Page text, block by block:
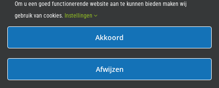
© 2012 - 2026• Leasy Bike • All Rights Reserved • powered
Om u een goed functionerende website aan te kunnen bieden maken wij
gebruik van cookies. Instellingen
Akkoord
Afwijzen